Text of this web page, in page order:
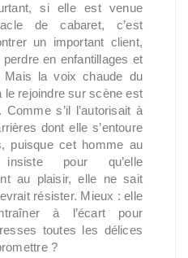
si elle est venue
de cabaret, c’est
un important client,
en enfantillages et
Mais la voix chaude du
le rejoindre sur scène est
s’il l’autorisait à
dont elle s’entoure
puisque cet homme au
insiste pour qu’elle
au plaisir, elle ne sait
résister. Mieux : elle
à l’écart pour
toutes les délices
?